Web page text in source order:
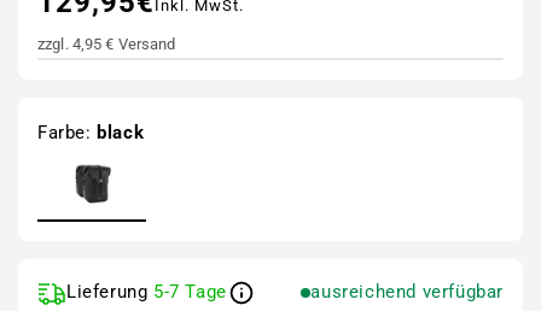
Inkl. MwSt.
zzgl. 4,95 € Versand
Farbe: black
Lieferung 5-7 Tage ausreichend verfügbar